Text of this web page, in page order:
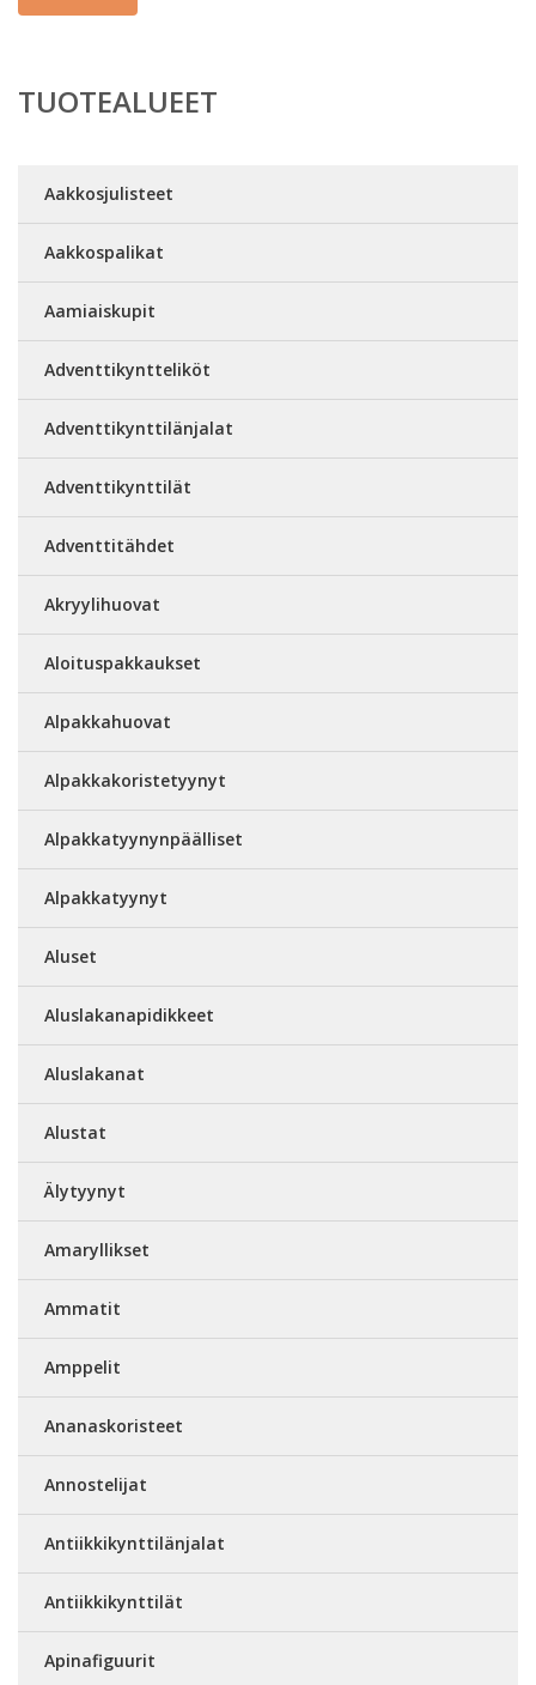
TUOTEALUEET
Aakkosjulisteet
Aakkospalikat
Aamiaiskupit
Adventtikyntteliköt
Adventtikynttilänjalat
Adventtikynttilät
Adventtitähdet
Akryylihuovat
Aloituspakkaukset
Alpakkahuovat
Alpakkakoristetyynyt
Alpakkatyynynpäälliset
Alpakkatyynyt
Aluset
Aluslakanapidikkeet
Aluslakanat
Alustat
Älytyynyt
Amaryllikset
Ammatit
Amppelit
Ananaskoristeet
Annostelijat
Antiikkikynttilänjalat
Antiikkikynttilät
Apinafiguurit